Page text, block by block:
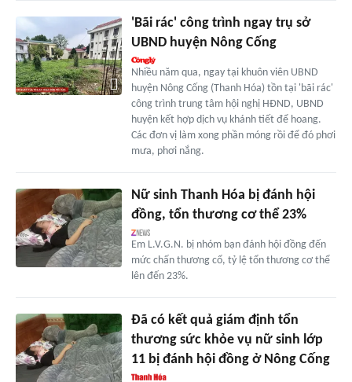
'Bãi rác' công trình ngay trụ sở
UBND huyện Nông Cống
Nhiều năm qua, ngay tại khuôn viên UBND
huyện Nông Cống (Thanh Hóa) tồn tại 'bãi rác'
công trình trung tâm hội nghị HĐND, UBND
huyện kết hợp dịch vụ khánh tiết để hoang.
Các đơn vị làm xong phần móng rồi để đó phơi
mưa, phơi nắng.
Nữ sinh Thanh Hóa bị đánh hội
đồng, tổn thương cơ thể 23%
Em L.V.G.N. bị nhóm bạn đánh hội đồng đến
mức chấn thương cổ, tỷ lệ tổn thương cơ thể
lên đến 23%.
Đã có kết quả giám định tổn
thương sức khỏe vụ nữ sinh lớp
11 bị đánh hội đồng ở Nông Cống